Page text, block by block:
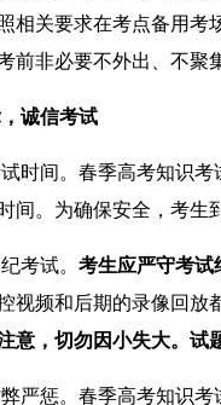
相关要求在考点备用考
前非必要不外出、不聚
诚信考试
试时间。春季高考知识
间。为确保安全，考
考试。 考生应严守考试
视频和后期的录像回
意，切勿因小失大。
弊严惩。春季高考知识